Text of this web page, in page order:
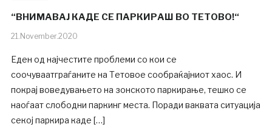
“ВНИМАВАЈ КАДЕ СЕ ПАРКИРАШ ВО ТЕТОВО!“
21.November.2020
Еден од најчестите проблеми со кои се
соочуваатграѓаните на Тетовое сообраќајниот хаос. И
покрај воведувањето на зонското паркирање, тешко се
наоѓаат слободни паркинг места. Поради ваквата ситуација
секој паркира каде […]